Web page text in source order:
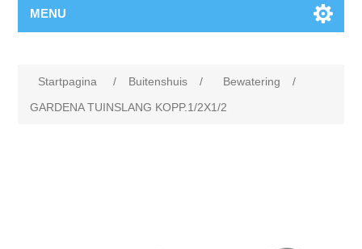
MENU
Startpagina / Buitenshuis / Bewatering
/
GARDENA TUINSLANG KOPP.1/2X1/2